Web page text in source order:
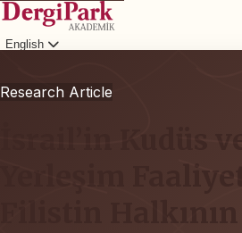
English
Research Article
İsrail’in Kudüs
Yerleşim
Filistin